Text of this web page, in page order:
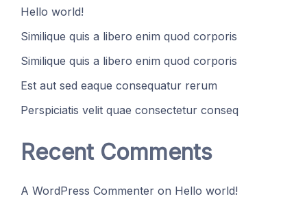
Hello world!
Similique quis a libero enim quod corporis
Similique quis a libero enim quod corporis
Est aut sed eaque consequatur rerum
Perspiciatis velit quae consectetur conseq
Recent Comments
A WordPress Commenter on Hello world!